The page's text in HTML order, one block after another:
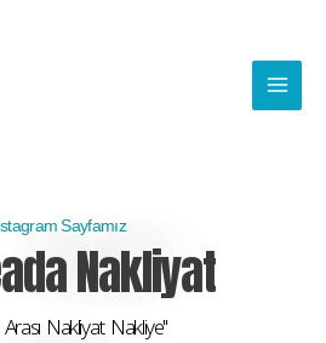
Sayfamız
Nakliyat
Nakliyat Nakliye''